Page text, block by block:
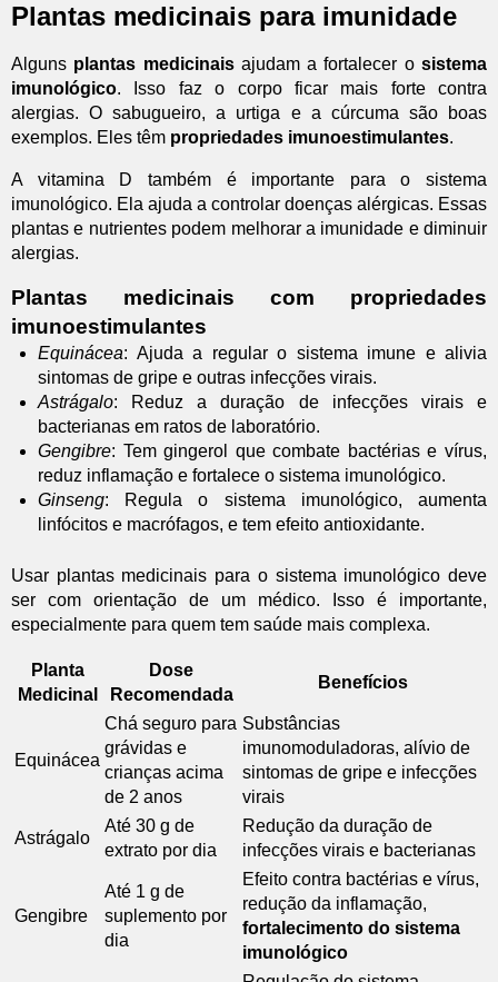
Plantas medicinais para imunidade
Alguns plantas medicinaisajudam a fortalecer osistema
imunológico. Isso faz o corpo ficar mais forte contra
alergias. O sabugueiro, a urtiga e a cúrcuma são boas
exemplos. Eles têm propriedades imunoestimulantes.
A vitamina D também é importante para o sistema
imunológico. Ela ajuda a controlar doenças alérgicas. Essas
plantas e nutrientes podem melhorar a imunidade e diminuir
alergias.
Plantas medicinais com propriedades
imunoestimulantes
Equinácea: Ajuda a regular o sistema imune e alivia
sintomas de gripe e outras infecções virais.
Astrágalo: Reduz a duração de infecções virais e
bacterianas em ratos de laboratório.
Gengibre: Tem gingerol que combate bactérias e vírus,
reduz inflamação e fortalece o sistema imunológico.
Ginseng: Regula o sistema imunológico, aumenta
linfócitos e macrófagos, e tem efeito antioxidante.
Usar plantas medicinais para o sistema imunológico deve
ser com orientação de um médico. Isso é importante,
especialmente para quem tem saúde mais complexa.
Planta
Medicinal
Dose
Recomendada
Benefícios
Equinácea
Chá seguro para
grávidas e
crianças acima
de 2 anos
Substâncias
imunomoduladoras, alívio de
sintomas de gripe e infecções
virais
Astrágalo
Até 30 g de
extrato por dia
Redução da duração de
infecções virais e bacterianas
Gengibre
Até 1 g de
suplemento por
dia
Efeito contra bactérias e vírus,
redução da inflamação,
fortalecimento do sistema
imunológico